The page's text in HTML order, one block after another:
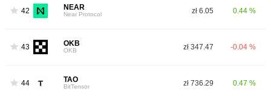
42 NEAR
Near Protocol zł 6.05 0.44 %
43 OKB
OKB zł 347.47 -0.04 %
44 TAO
BitTensor zł 736.29 0.47 %